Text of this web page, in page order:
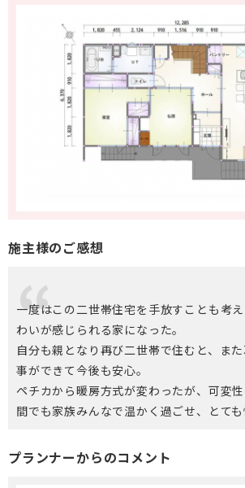
施主様のご感想
一度はこの二世帯住宅を手放すことも考
わいが感じられる家になった。
自分も親となり再び二世帯で住むと、ま
事ができて今後も安心。
ペチカから暖房方式が変わったが、可変
間でも家族みんなで温かく過ごせ、とても
プランナーからのコメント